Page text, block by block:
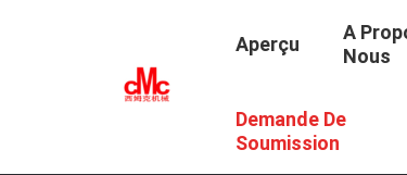
Aperçu
A
Nous
Demande De
Soumission
Frein Tandem De Presse